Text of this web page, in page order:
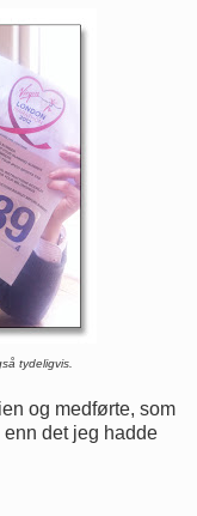
tydeligvis.
og medførte, som
det jeg hadde